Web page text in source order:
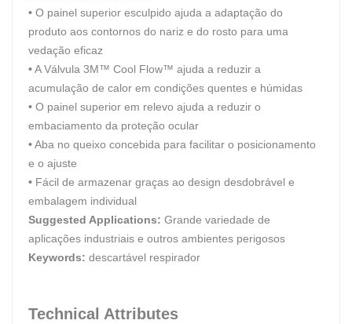
• O painel superior esculpido ajuda a adaptação do
produto aos contornos do nariz e do rosto para uma
vedação eficaz
•A Válvula 3M™ Cool Flow™ ajuda a reduzir a
acumulação de calor em condições quentes e húmidas
• O painel superior em relevo ajuda a reduzir o
embaciamento da proteção ocular
•Aba no queixo concebida para facilitar o posicionamento
e o ajuste
• Fácil de armazenar graças ao design desdobrável e
embalagem individual
Suggested Applications: Grande variedade de
aplicações industriais e outros ambientes perigosos
Keywords: descartável respirador
Technical Attributes